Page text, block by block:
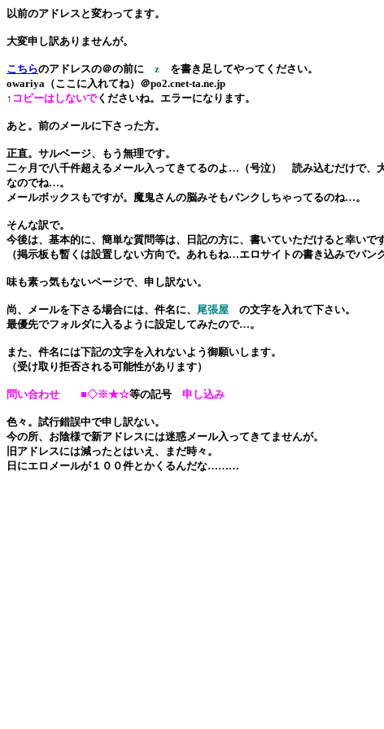
以前のアドレスと変わってます。
大変申し訳ありませんが。
こちらのアドレスの＠の前に z を書き足してやってください。
owariya（ここに入れてね）＠po2.cnet-ta.ne.jp
↑ コピーはしないでくださいね。エラーになります。
あと。前のメールに下さった方。
正直。サルベージ、もう無理です。
二ヶ月で八千件超えるメール入ってきてるのよ…（号泣） 読み込むだけで、大
なのでね…。
メールボックスもですが。魔鬼さんの脳みそもパンクしちゃってるのね…。
そんな訳で。
今後は、基本的に、簡単な質問等は、日記の方に、書いていただけると幸いです
（掲示板も暫くは設置しない方向で。あれもね…エロサイトの書き込みでパン
味も素っ気もないページで、申し訳ない。
尚、メールを下さる場合には、件名に、 尾張屋 の文字を入れて下さい。
最優先でフォルダに入るように設定してみたので…。
また、件名には下記の文字を入れないよう御願いします。
（受け取り拒否される可能性があります）
問い合わせ ■◇※★☆等の記号 申し込み
色々。試行錯誤中で申し訳ない。
今の所、お陰様で新アドレスには迷惑メール入ってきてませんが。
旧アドレスには減ったとはいえ、まだ時々。
日にエロメールが１００件とかくるんだな………